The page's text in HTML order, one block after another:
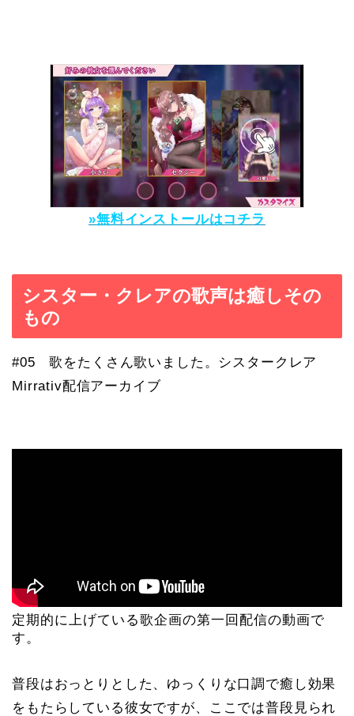
»無料インストールはコチラ
シスター・クレアの歌声は癒しその
もの
#05 歌をたくさん歌いました。シスタークレア
Mirrativ配信アーカイブ
定期的に上げている歌企画の第一回配信の動画で
す。
普段はおっとりとした、ゆっくりな口調で癒し効果
をもたらしている彼女ですが、ここでは普段見られ